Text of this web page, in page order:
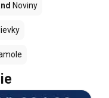
Noviny